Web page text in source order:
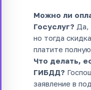
Можно ли
Госуслуг? Да,
но тогда
платите
Что делать,
ГИБДД?
заявление в